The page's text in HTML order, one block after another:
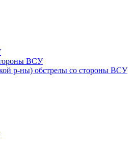
ВСУ
р-ны) обстрелы со стороны ВСУ